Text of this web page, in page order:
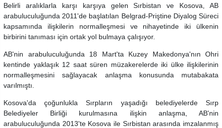
Belirli aralıklarla karşı karşıya gelen Sırbistan ve Kosova, AB
arabuluculuğunda 2011'de başlatılan Belgrad-Priştine Diyalog Süreci
kapsamında ilişkilerin normalleşmesi ve nihayetinde iki ülkenin
birbirini tanıması için ortak yol bulmaya çalışıyor.
AB'nin arabuluculuğunda 18 Mart'ta Kuzey Makedonya'nın Ohri
kentinde yaklaşık 12 saat süren müzakerelerde iki ülke ilişkilerinin
normalleşmesini sağlayacak anlaşma konusunda mutabakata
varılmıştı.
Kosova'da çoğunlukla Sırpların yaşadığı belediyelerde Sırp
Belediyeler Birliği kurulmasına ilişkin anlaşma, AB'nin
arabuluculuğunda 2013'te Kosova ile Sırbistan arasında imzalanmış